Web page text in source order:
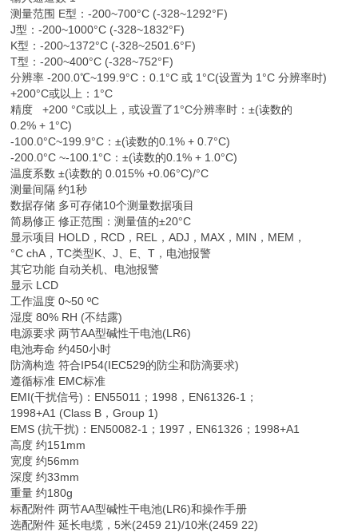
测量范围 E型：-200~700°C (-328~1292°F)
J型：-200~1000°C (-328~1832°F)
K型：-200~1372°C (-328~2501.6°F)
T型：-200~400°C (-328~752°F)
分辨率 -200.0℃~199.9°C：0.1°C 或 1°C(设置为 1°C 分辨率时)
+200°C或以上：1°C
精度 +200 °C或以上，或设置了1°C分辨率时：±(读数的
0.2% + 1°C)
-100.0°C~199.9°C：±(读数的0.1% + 0.7°C)
-200.0°C ~-100.1°C：±(读数的0.1% + 1.0°C)
温度系数 ±(读数的 0.015% +0.06°C)/°C
测量间隔 约1秒
数据存储 多可存储10个测量数据项目
简易修正 修正范围：测量值的±20°C
显示项目 HOLD，RCD，REL，ADJ，MAX，MIN，MEM，
°C chA，TC类型K、J、E、T，电池报警
其它功能 自动关机、电池报警
显示 LCD
工作温度 0~50 ºC
湿度 80% RH (不结露)
电源要求 两节AA型碱性干电池(LR6)
电池寿命 约450小时
防滴构造 符合IP54(IEC529的防尘和防滴要求)
遵循标准 EMC标准
EMI(干扰信号)：EN55011；1998，EN61326-1；
1998+A1 (Class B，Group 1)
EMS (抗干扰)：EN50082-1；1997，EN61326；1998+A1
高度 约151mm
宽度 约56mm
深度 约33mm
重量 约180g
标配附件 两节AA型碱性干电池(LR6)和操作手册
选配附件 延长电缆，5米(2459 21)/10米(2459 22)